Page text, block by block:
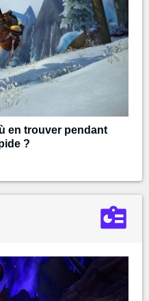
en trouver pendant
?